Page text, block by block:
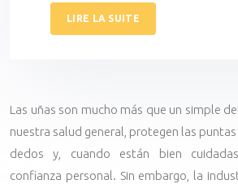
LIRE LA SUITE
Las uñas son mucho más que un simple
nuestra salud general, protegen las
dedos y, cuando están bien
confianza personal. Sin embargo, la